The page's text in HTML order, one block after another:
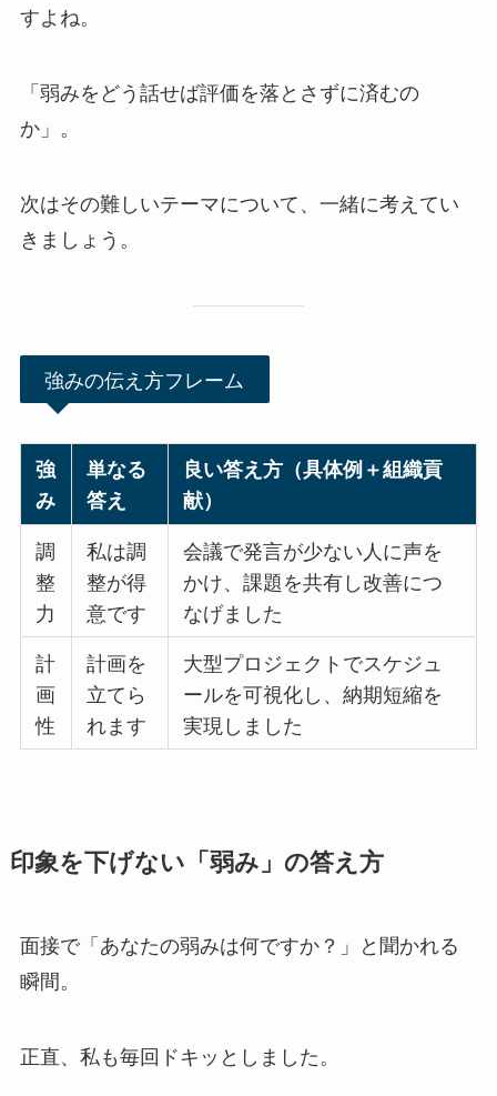
すよね。
「弱みをどう話せば評価を落とさずに済むの
か」。
次はその難しいテーマについて、一緒に考えてい
きましょう。
強みの伝え方フレーム
強
み
単なる
答え
良い答え方（具体例＋組織貢
献）
調
整
力
私は調
整が得
意です
会議で発言が少ない人に声を
かけ、課題を共有し改善につ
なげました
計
画
性
計画を
立てら
れます
大型プロジェクトでスケジュ
ールを可視化し、納期短縮を
実現しました
印象を下げない「弱み」の答え方
面接で「あなたの弱みは何ですか？」と聞かれる
瞬間。
正直、私も毎回ドキッとしました。